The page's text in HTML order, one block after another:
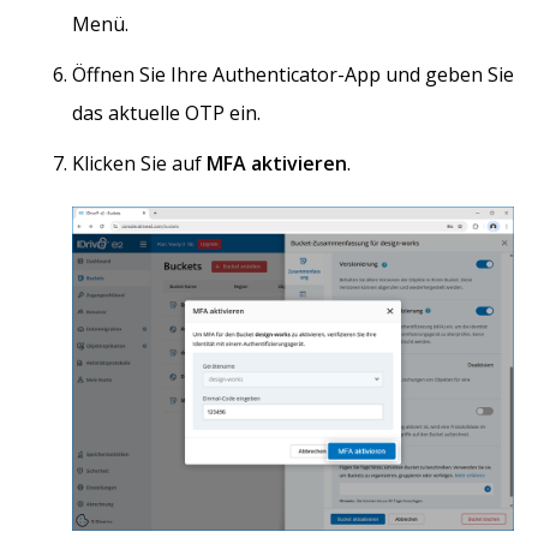
Menü.
Öffnen Sie Ihre Authenticator-App und geben Sie
das aktuelle OTP ein.
Klicken Sie auf MFA aktivieren.